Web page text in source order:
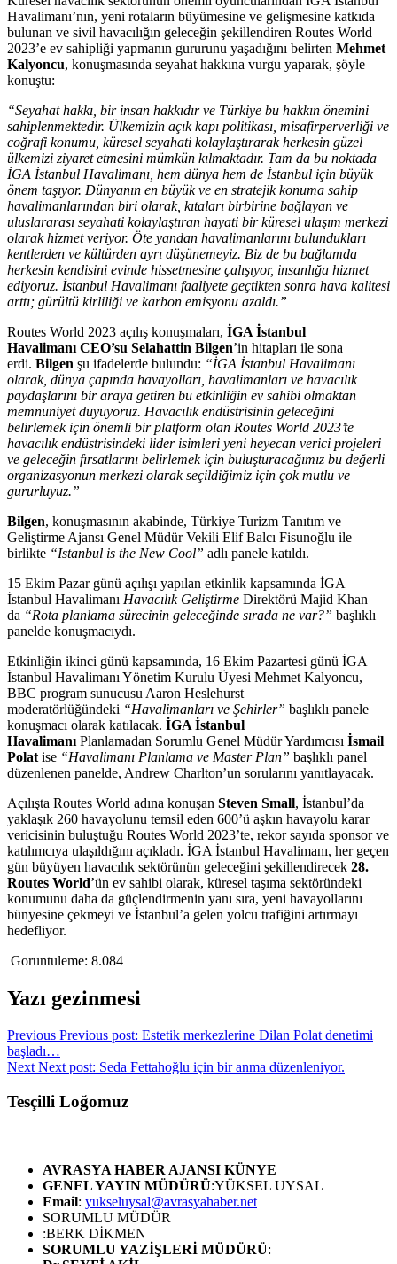
Havalimanı’nın, yeni rotaların büyümesine ve gelişmesine katkıda
bulunan ve sivil havacılığın geleceğin şekillendiren Routes World
2023’e ev sahipliği yapmanın gururunu yaşadığını belirten Mehmet
Kalyoncu, konuşmasında seyahat hakkına vurgu yaparak, şöyle
konuştu:
“Seyahat hakkı, bir insan hakkıdır ve Türkiye bu hakkın önemini
sahiplenmektedir. Ülkemizin açık kapı politikası, misafirperverliği ve
coğrafi konumu, küresel seyahati kolaylaştırarak herkesin güzel
ülkemizi ziyaret etmesini mümkün kılmaktadır. Tam da bu noktada
İGA İstanbul Havalimanı, hem dünya hem de İstanbul için büyük
önem taşıyor. Dünyanın en büyük ve en stratejik konuma sahip
havalimanlarından biri olarak, kıtaları birbirine bağlayan ve
uluslararası seyahati kolaylaştıran hayati bir küresel ulaşım merkezi
olarak hizmet veriyor. Öte yandan havalimanlarını bulundukları
kentlerden ve kültürden ayrı düşünemeyiz. Biz de bu bağlamda
herkesin kendisini evinde hissetmesine çalışıyor, insanlığa hizmet
ediyoruz. İstanbul Havalimanı faaliyete geçtikten sonra hava kalitesi
arttı; gürültü kirliliği ve karbon emisyonu azaldı.”
Routes World 2023 açılış konuşmaları, İGA İstanbul
Havalimanı CEO’su Selahattin Bilgen’in hitapları ile sona
erdi. Bilgen şu ifadelerde bulundu: “İGA İstanbul Havalimanı
olarak, dünya çapında havayolları, havalimanları ve havacılık
paydaşlarını bir araya getiren bu etkinliğin ev sahibi olmaktan
memnuniyet duyuyoruz. Havacılık endüstrisinin geleceğini
belirlemek için önemli bir platform olan Routes World 2023’te
havacılık endüstrisindeki lider isimleri yeni heyecan verici projeleri
ve geleceğin fırsatlarını belirlemek için buluşturacağımız bu değerli
organizasyonun merkezi olarak seçildiğimiz için çok mutlu ve
gururluyuz.”
Bilgen, konuşmasının akabinde, Türkiye Turizm Tanıtım ve
Geliştirme Ajansı Genel Müdür Vekili Elif Balcı Fisunoğlu ile
birlikte “Istanbul is the New Cool” adlı panele katıldı.
15 Ekim Pazar günü açılışı yapılan etkinlik kapsamında İGA
İstanbul Havalimanı Havacılık Geliştirme Direktörü Majid Khan
da “Rota planlama sürecinin geleceğinde sırada ne var?” başlıklı
panelde konuşmacıydı.
Etkinliğin ikinci günü kapsamında, 16 Ekim Pazartesi günü İGA
İstanbul Havalimanı Yönetim Kurulu Üyesi Mehmet Kalyoncu,
BBC program sunucusu Aaron Heslehurst
moderatörlüğündeki “Havalimanları ve Şehirler” başlıklı panele
konuşmacı olarak katılacak. İGA İstanbul
Havalimanı Planlamadan Sorumlu Genel Müdür Yardımcısı İsmail
Polat ise “Havalimanı Planlama ve Master Plan” başlıklı panel
düzenlenen panelde, Andrew Charlton’un sorularını yanıtlayacak.
Açılışta Routes World adına konuşan Steven Small, İstanbul’da
yaklaşık 260 havayolunu temsil eden 600’ü aşkın havayolu karar
vericisinin buluştuğu Routes World 2023’te, rekor sayıda sponsor ve
katılımcıya ulaşıldığını açıkladı. İGA İstanbul Havalimanı, her geçen
gün büyüyen havacılık sektörünün geleceğini şekillendirecek 28.
Routes World’ün ev sahibi olarak, küresel taşıma sektöründeki
konumunu daha da güçlendirmenin yanı sıra, yeni havayollarını
bünyesine çekmeyi ve İstanbul’a gelen yolcu trafiğini artırmayı
hedefliyor.
Goruntuleme: 8.084
Yazı gezinmesi
Previous Previous post: Estetik merkezlerine Dilan Polat denetimi
başladı…
Next Next post: Seda Fettahoğlu için bir anma düzenleniyor.
Tesçilli Loğomuz
AVRASYA HABER AJANSI KÜNYE
GENEL YAYIN MÜDÜRÜ:YÜKSEL UYSAL
Email: yukseluysal@avrasyahaber.net
SORUMLU MÜDÜR
:BERK DİKMEN
SORUMLU YAZİŞLERİ MÜDÜRÜ: